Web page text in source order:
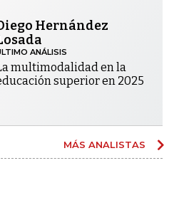
Hernández
ANÁLISIS
multimodalidad en la
superior en 2025
MÁS ANALISTAS